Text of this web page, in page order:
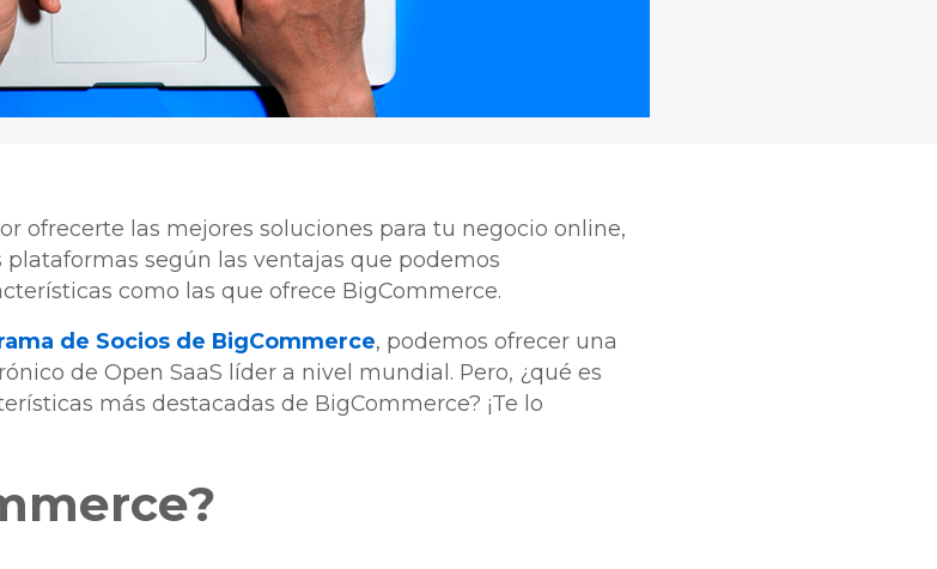
ofrecerte las mejores soluciones para tu negocio online,
plataformas según las ventajas que podemos
como las que ofrece BigCommerce.
de Socios de BigCommerce, podemos ofrecer una
de Open SaaS líder a nivel mundial. Pero, ¿qué es
más destacadas de BigCommerce? ¡Te lo